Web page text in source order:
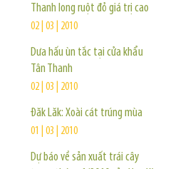
Thanh long ruột đỏ giá trị cao
02 | 03 | 2010
Dưa hấu ùn tắc tại cửa khẩu
Tân Thanh
02 | 03 | 2010
Đăk Lăk: Xoài cát trúng mùa
01 | 03 | 2010
Dự báo về sản xuất trái cây